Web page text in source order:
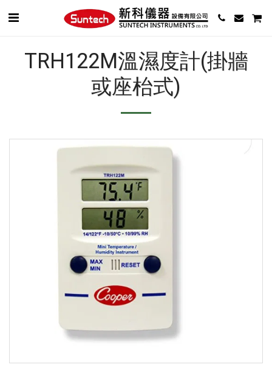
TRH122M溫濕度計(掛牆
或座枱式)